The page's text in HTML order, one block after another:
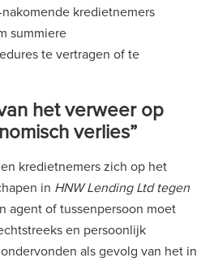
kredietnemers
summiere
te vertragen of te
het verweer op
verlies”
kredietnemers zich op het
in HNW Lending Ltd tegen
agent of tussenpersoon moet
en persoonlijk
als gevolg van het in